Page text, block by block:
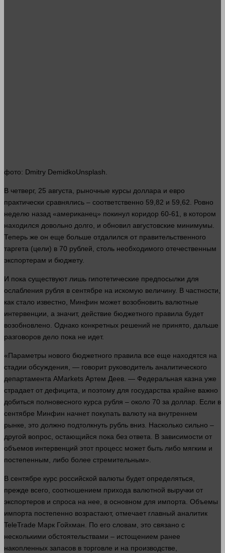
фото: Dmitry DemidkoUnsplash.
В четверг, 25 августа, рыночные курсы доллара и евро
практически сравнялись – соответственно 59,82 и 59,62. Ровно
неделю назад «американец» покинул коридор 60-61, в котором
находился довольно долго , и обновил августовские минимумы.
Теперь же он еще больше отдалился от правительственного
таргета (цели) в 70 рублей , столь необходимого отечественным
экспортерам и бюджету.
И пока существуют лишь гипотетические предпосылки для
ослабления рубля в сентябре на искомую величину. В частности,
как стало известно, Минфин может возобновить валютные
интервенции, а значит, действие бюджетного правила будет
возобновлено. Однако конкретных решений не принято, дальше
разговоров дело пока не идет.
«Параметры нового бюджетного правила все еще находятся на
стадии обсуждения, — говорит руководитель аналитического
департамента AMarkets Артем Деев. — Федеральная казна уже
страдает от дефицита , и поэтому для государства крайне важно
добиться полновесного курса рубля – около 70 за доллар . Если в
сентябре Минфин начнет покупать валюту на внутреннем
рынке, это должно подтолкнуть рубль вниз. Насколько сильно –
другой вопрос , остающийся пока без ответа. В зависимости от
объемов интервенций этот процесс может быть либо мягким и
постепенным, либо более стремительным».
В сентябре курс российской валюты будет определяться,
прежде всего, соотношением прихода валютной выручки от
экспортеров и спроса на нее, в основном для импорта. Объемы
импорта постепенно возрастают, отмечает главный аналитик
TeleTrade Марк Гойхман. По его словам, это связано с
несколькими обстоятельствами – истощением ранее
накопленных запасов в торговле и на производстве,